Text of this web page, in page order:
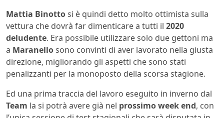
Mattia Binottosi è quindi detto molto ottimista sulla
vettura che dovrà far dimenticare a tutti il 2020
deludente. Era possibile utilizzare solo due gettoni ma
a Maranellosono convinti di aver lavorato nella giusta
direzione, migliorando gli aspetti che sono stati
penalizzanti per la monoposto della scorsa stagione.
Ed una prima traccia del lavoro eseguito in inverno dal
Team la si potrà avere già nel prossimo week end, con